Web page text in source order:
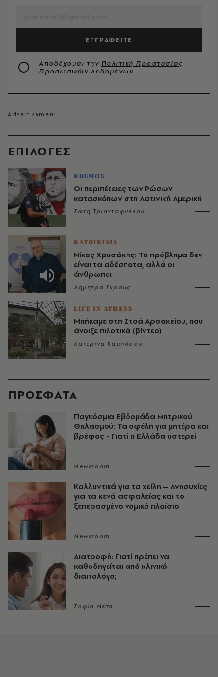
EΠΙΛΟΓΈΣ
ΚΟΣΜΟΣ
Οι περιπέτειες των Ρώσων
κατασκόπων στη Λατινική Αμερική
Σώτη Τριανταφύλλου
ΚΑΤΟΙΚΙΔΙΑ
Νίκος Χρυσάκης: Το πρόβλημα δεν
είναι τα αδέσποτα, αλλά οι
άνθρωποι
Δήμητρα Γκρους
LIFE IN ATHENS
Μπήκαμε στη Στοά Αρσακείου, που
άνοιξε πιλοτικά (βίντεο)
Κατερίνα Καμπόσου
ΕΓΓΡΑΦΕΙΤΕ
Αποδέχομαι την Πολιτική Προστασίας
Προσωπικών Δεδομένων
ΠΡΟΣΦΑΤΑ
Παγκόσμια Εβδομάδα Μητρικού
Θηλασμού: Τα οφέλη για μητέρα και
βρέφος - Γιατί η Ελλάδα υστερεί
Newsroom
Καλλυντικά για τα χείλη – Ανησυχίες
για τα κενά ασφαλείας και το
ξεπερασμένο νομικό πλαίσιο
Newsroom
Διατροφή: Γιατί πρέπει να
καθοδηγείται από κλινικό
διαιτολόγο;
Σοφία Νέτα